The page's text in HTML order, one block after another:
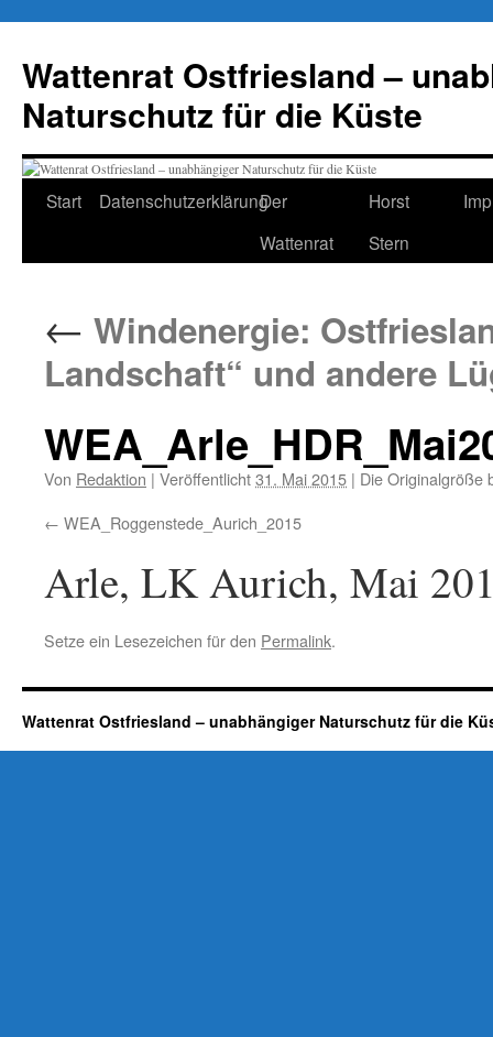
springen
Wattenrat Ostfriesland –
Naturschutz für die Küste
Start DatenschutzerklärungDer
Wattenrat
Horst
Stern
← Windenergie:
Landschaft“ und andere
Von Redaktion | Veröffentlicht31. Mai 2015 | Die Originalgröße
WEA_Roggenstede_Aurich_2015
Arle, LK Aurich, Mai
Setze ein Lesezeichen für den Permalink.
Wattenrat Ostfriesland – unabhängiger Naturschutz für die